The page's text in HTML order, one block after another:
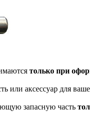
только при
или аксессуар для
запасную часть